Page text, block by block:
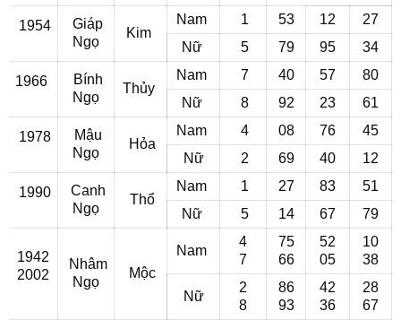
1954
Giáp
Ngọ
Kim
Nam 1 53 12
27
Nữ
5 79 95 34
1966
Bính
Ngọ
Thủy
Nam 7 40 57
80
Nữ
8 92 23 61
1978
Mậu
Ngọ
Hỏa
Nam 4 08 76
45
Nữ
2 69 40 12
1990
Canh
Ngọ
Thổ
Nam 1 27 83
51
Nữ
5 14 67 79
1942
2002
Nhâm
Ngọ
Mộc
Nam
4
7
75
66
52
05
10
38
Nữ
2
8
86
93
42
36
28
67